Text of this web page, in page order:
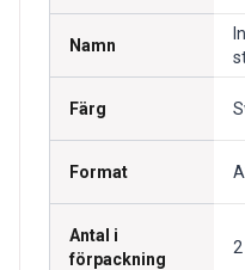
Namn
Färg
Format
Antal i
förpackning
2